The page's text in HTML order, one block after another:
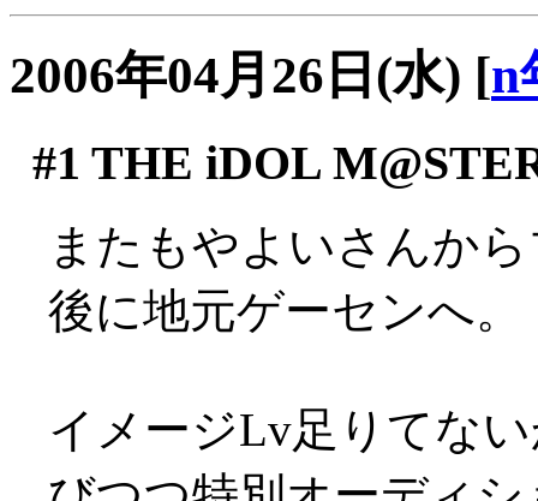
2006年04月26日(水) [n
#1 THE iDOL
またもやよいさんか
後に地元ゲーセンへ。
イメージLv足りてな